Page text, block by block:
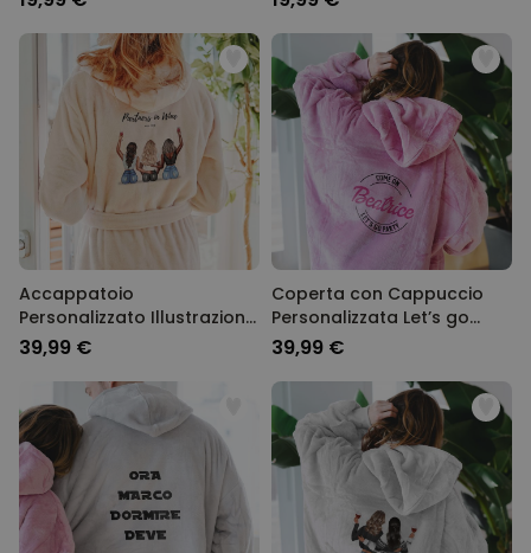
Accappatoio
Personalizzato Illustrazione
di Amiche con Testo
39,99 €
Coperta con Cappuccio
Personalizzata Let’s go
Party
39,99 €